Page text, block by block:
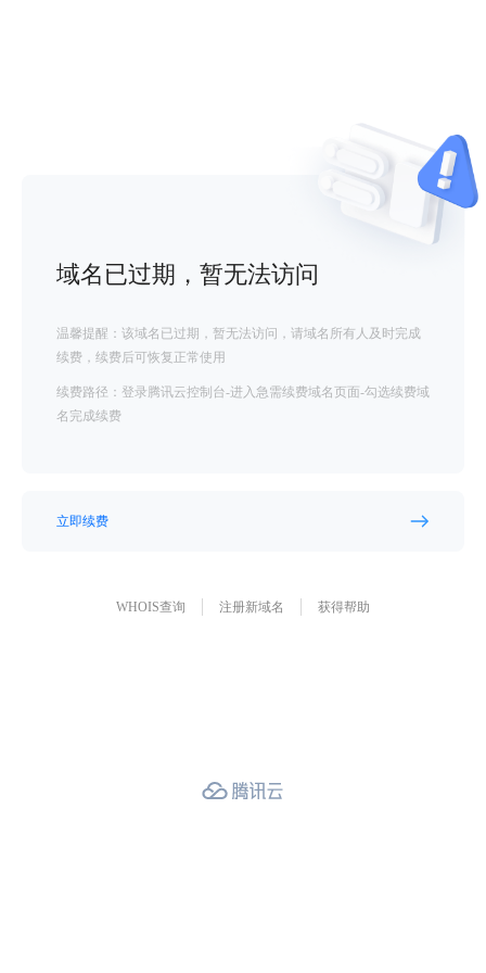
域名已过期，暂无法访问
温馨提醒：该域名已过期，暂无法访问，请域名所有人及时完成
续费，续费后可恢复正常使用
续费路径：登录腾讯云控制台-进入急需续费域名页面-勾选续费域
名完成续费
立即续费
WHOIS查询 注册新域名 获得帮助